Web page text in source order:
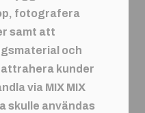
fotografera
samt att
och
kunder
via MIX MIX
skulle användas